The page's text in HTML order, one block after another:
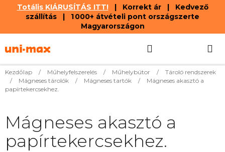
Totális KIÁRUSÍTÁS ITT!| Korrekt ár | Kedvező
szállítás | 1 000+ átvételi pont országszerte
Magyarországon
tartalomhoz
KOSÁR
Kezdőlap / Műhelyfelszerelés / Műhelybútor /
Tároló rendszerek
/
Mágneses tárolók / Mágneses tartók /
Mágneses akasztó a
papírtekercsekhez.
Mágneses akasztó a
papírtekercsekhez.